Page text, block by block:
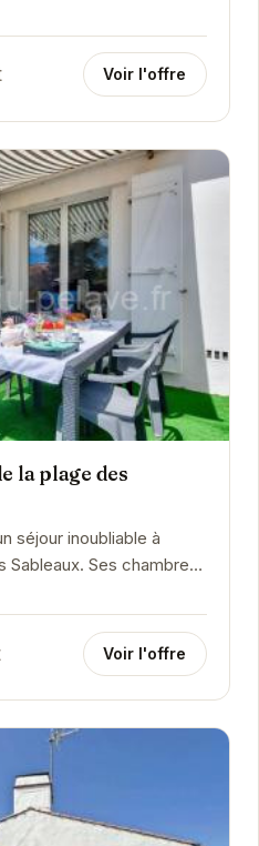
famille ou entre...
Voir l'offre
la plage des
séjour inoubliable à
Sableaux. Ses chambres
privilégié en...
Voir l'offre